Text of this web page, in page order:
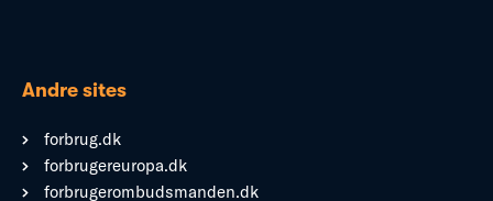
Andre sites
forbrug.dk
forbrugereuropa.dk
forbrugerombudsmanden.dk